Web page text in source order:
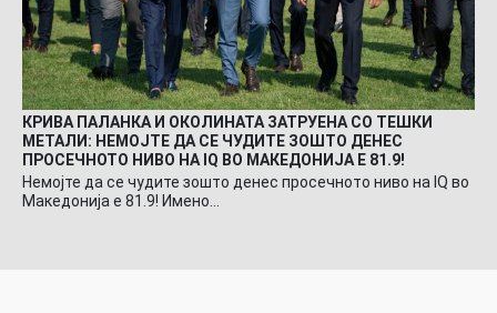
КРИВА ПАЛАНКА И ОКОЛИНАТА ЗАТРУЕНА СО ТЕШКИ
МЕТАЛИ: НЕМОЈТЕ ДА СЕ ЧУДИТЕ ЗОШТО ДЕНЕС
ПРОСЕЧНОТО НИВО НА IQ ВО МАКЕДОНИЈА Е 81.9!
Немојте да се чудите зошто денес просечното ниво на IQ во
Македонија е 81.9! Имено…